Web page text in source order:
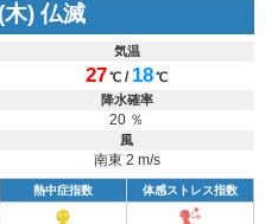
) 仏滅
気温
27℃ / 18℃
降水確率
20 ％
風
南東 2 m/s
熱中症指数 体感ストレス指数